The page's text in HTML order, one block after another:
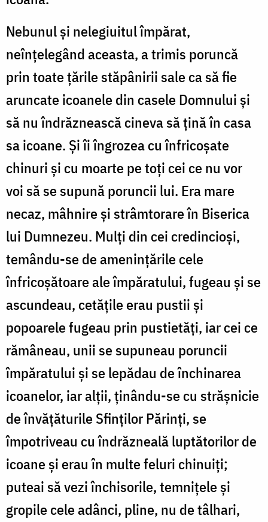
Nebunul și nelegiuitul împărat,
neînțelegând aceasta, a trimis poruncă
prin toate țările stăpânirii sale ca să fie
aruncate icoanele din casele Domnului și
să nu îndrăznească cineva să țină în casa
sa icoane. Și îi îngrozea cu înfricoșate
chinuri și cu moarte pe toți cei ce nu vor
voi să se supună poruncii lui. Era mare
necaz, mâhnire și strâmtorare în Biserica
lui Dumnezeu. Mulți din cei credincioși,
temându-se de amenințările cele
înfricoșătoare ale împăratului, fugeau și se
ascundeau, cetățile erau pustii și
popoarele fugeau prin pustietăți, iar cei ce
rămâneau, unii se supuneau poruncii
împăratului și se lepădau de închinarea
icoanelor, iar alții, ținându-se cu strășnicie
de învățăturile Sfinților Părinți, se
împotriveau cu îndrăzneală luptătorilor de
icoane și erau în multe feluri chinuiți;
puteai să vezi închisorile, temnițele și
gropile cele adânci, pline, nu de tâlhari,